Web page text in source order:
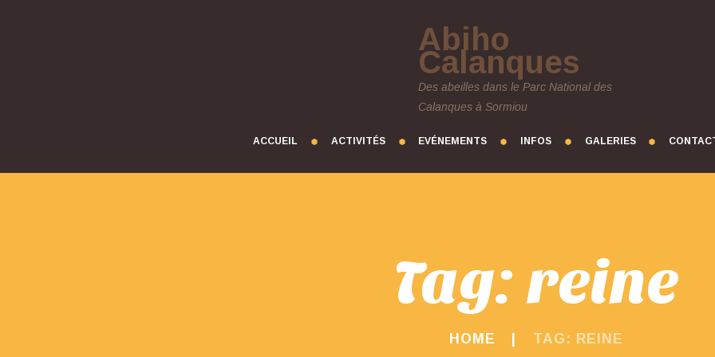
Abiho
Calanques
Des abeilles dans le Parc National des
Calanques à Sormiou
ACCUEIL ACTIVITÉS EVÉNEMENTS INFOS GALERIES
Tag: reine
HOME TAG: REINE